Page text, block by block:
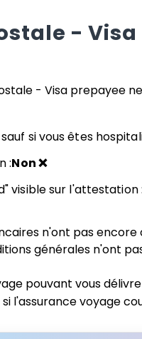
-
- Visa prepayee
sauf si vous êtes
:Non ❌
visible sur l'attestation :
n'ont pas
générales n'ont
pouvant vous
si l'assurance voyage